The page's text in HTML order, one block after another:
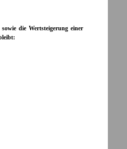
die Wertsteigerung einer